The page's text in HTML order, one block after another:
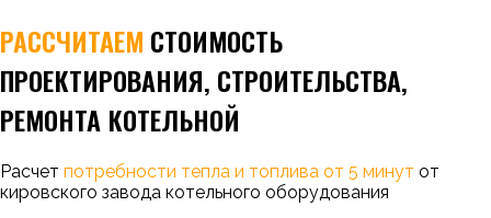
РАССЧИТАЕМ СТОИМОСТЬ
ПРОЕКТИРОВАНИЯ, СТРОИТЕЛЬСТВА,
РЕМОНТА КОТЕЛЬНОЙ
Расчет потребности тепла и топлива от 5 минут от
кировского завода котельного оборудования